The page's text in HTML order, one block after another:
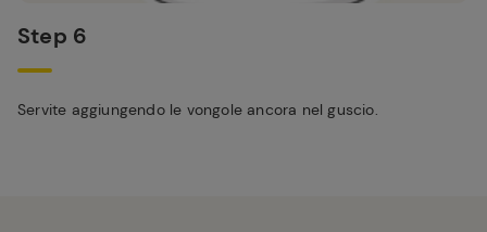
Step 6
Servite aggiungendo le vongole ancora nel guscio.